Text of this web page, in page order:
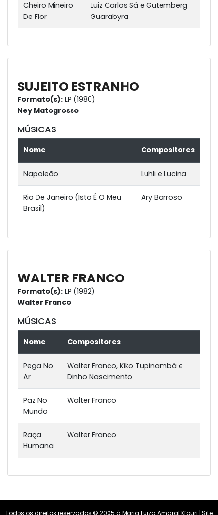
Cheiro Mineiro
De Flor
Luiz Carlos Sá e Gutemberg
Guarabyra
SUJEITO ESTRANHO
Formato(s): LP (1980)
Ney Matogrosso
MÚSICAS
Nome Compositores
Napoleão Luhli e Lucina
Rio De Janeiro (Isto É O Meu
Brasil)
Ary Barroso
WALTER FRANCO
Formato(s): LP (1982)
Walter Franco
MÚSICAS
Nome Compositores
Pega No
Ar
Walter Franco, Kiko Tupinambá e
Dinho Nascimento
Paz No
Mundo
Walter Franco
Raça
Humana
Walter Franco
Todos os direitos reservados © 2005 à Maria Luiza Amaral Kfouri | Site